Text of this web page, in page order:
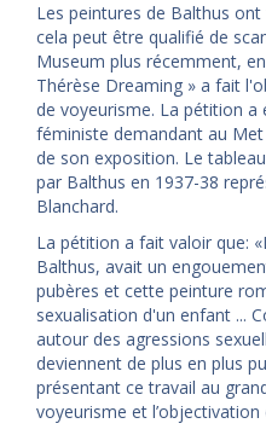
Les peintures de Balthus
cela peut être qualifié de
Museum plus récemment,
Thérèse Dreaming » a fait
de voyeurisme. La pétition
féministe demandant au
de son exposition. Le
par Balthus en 1937-38
Blanchard.
La pétition a fait valoir que:
Balthus, avait un
pubères et cette peinture
sexualisation d'un enfant ...
autour des agressions
deviennent de plus en plus
présentant ce travail au
voyeurisme et l’objectivation